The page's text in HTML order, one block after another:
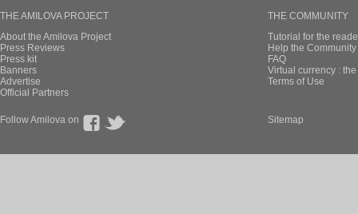
THE AMILOVA PROJECT
About the Amilova Project
Press Reviews
Press kit
Banners
Advertise
Official Partners
THE COMMUNITY
Tutorial for the
Help the
FAQ
Virtual currency :
Terms of Use
Follow Amilova on Sitemap